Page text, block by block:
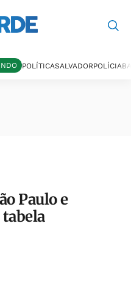
POLÍTICASALVADORPOLÍCIA
Paulo e